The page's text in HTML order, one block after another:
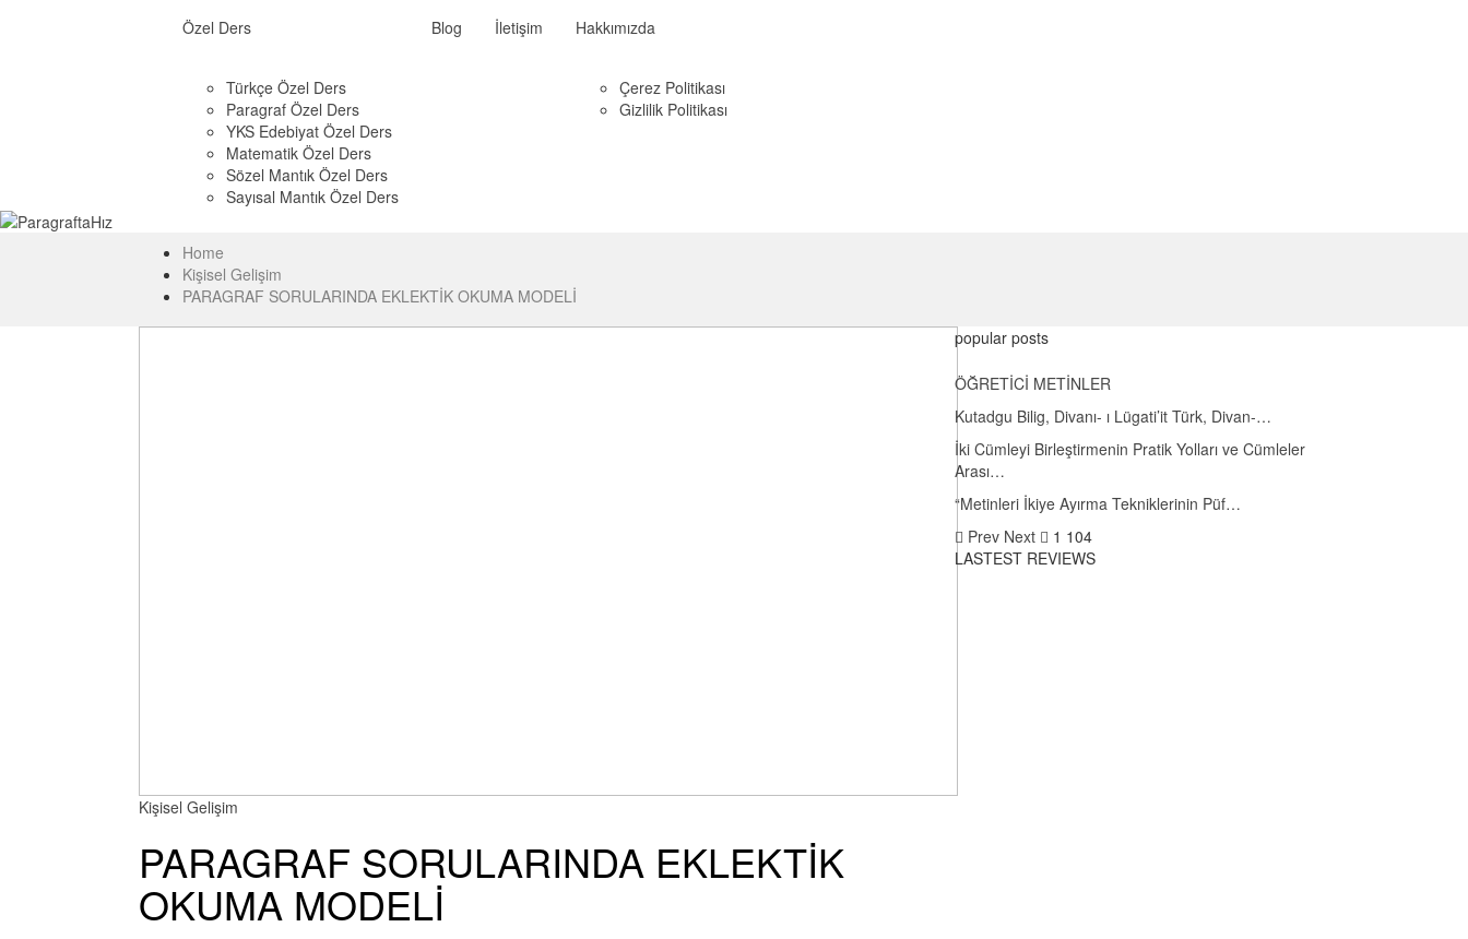
Özel Ders
Türkçe Özel Ders
Paragraf Özel Ders
YKS Edebiyat Özel Ders
Matematik Özel Ders
Sözel Mantık Özel Ders
Sayısal Mantık Özel Ders
Blog İletişim Hakkımızda
Çerez Politikası
Gizlilik Politikası
Home
Kişisel Gelişim
PARAGRAF SORULARINDA EKLEKTİK OKUMA MODELİ
Kişisel Gelişim
PARAGRAF SORULARINDA EKLEKTİK
OKUMA MODELİ
popular posts
ÖĞRETİCİ METİNLER
Kutadgu Bilig, Divanı- ı Lügati’it Türk, Divan-…
İki Cümleyi Birleştirmenin Pratik Yolları ve Cümleler
Arası…
“Metinleri İkiye Ayırma Tekniklerinin Püf…
Prev Next
1 104
LASTEST REVIEWS